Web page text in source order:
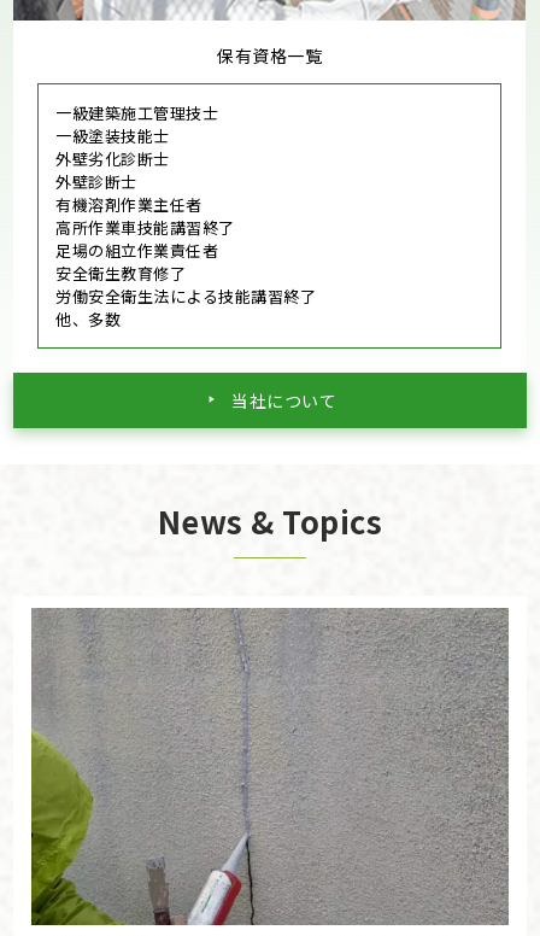
保有資格一覧
一級建築施工管理技士
一級塗装技能士
外壁劣化診断士
外壁診断士
有機溶剤作業主任者
高所作業車技能講習終了
足場の組立作業責任者
安全衛生教育修了
労働安全衛生法による技能講習終了
他、多数
当社について
News & Topics